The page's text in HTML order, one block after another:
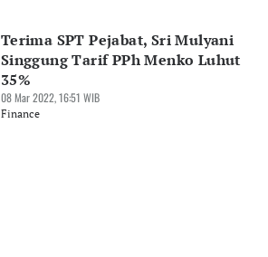
Terima SPT Pejabat, Sri Mulyani
Singgung Tarif PPh Menko Luhut
35%
08 Mar 2022, 16:51 WIB
Finance